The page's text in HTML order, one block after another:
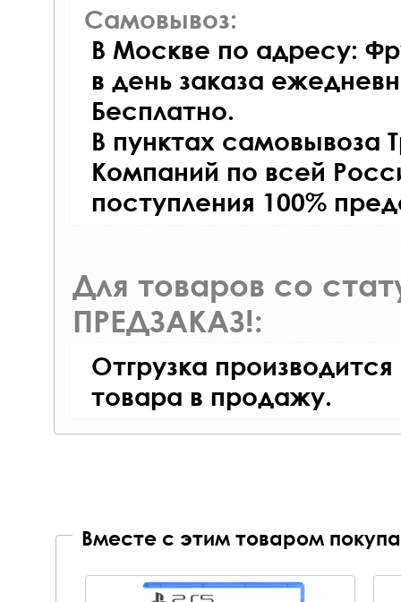
Самовывоз:
В Москве по адресу:
в день заказа
Бесплатно.
В пунктах самовывоза
Компаний по всей
поступления 100%
Для товаров со
ПРЕДЗАКАЗ!:
Отгрузка
товара в продажу.
Вместе с этим товаром